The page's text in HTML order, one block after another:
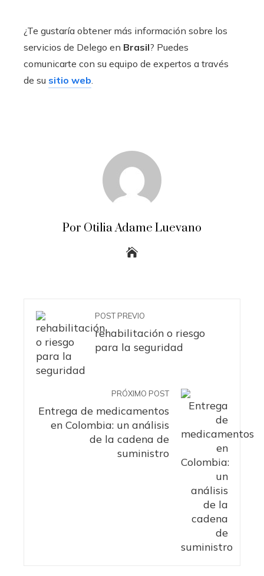
¿Te gustaría obtener más información sobre los
servicios de Delego en Brasil? Puedes
comunicarte con su equipo de expertos a través
de su sitio web.
Por Otilia Adame Luevano
POST PREVIO
rehabilitación o riesgo
para la seguridad
PRÓXIMO POST
Entrega de medicamentos
en Colombia: un análisis
de la cadena de
suministro